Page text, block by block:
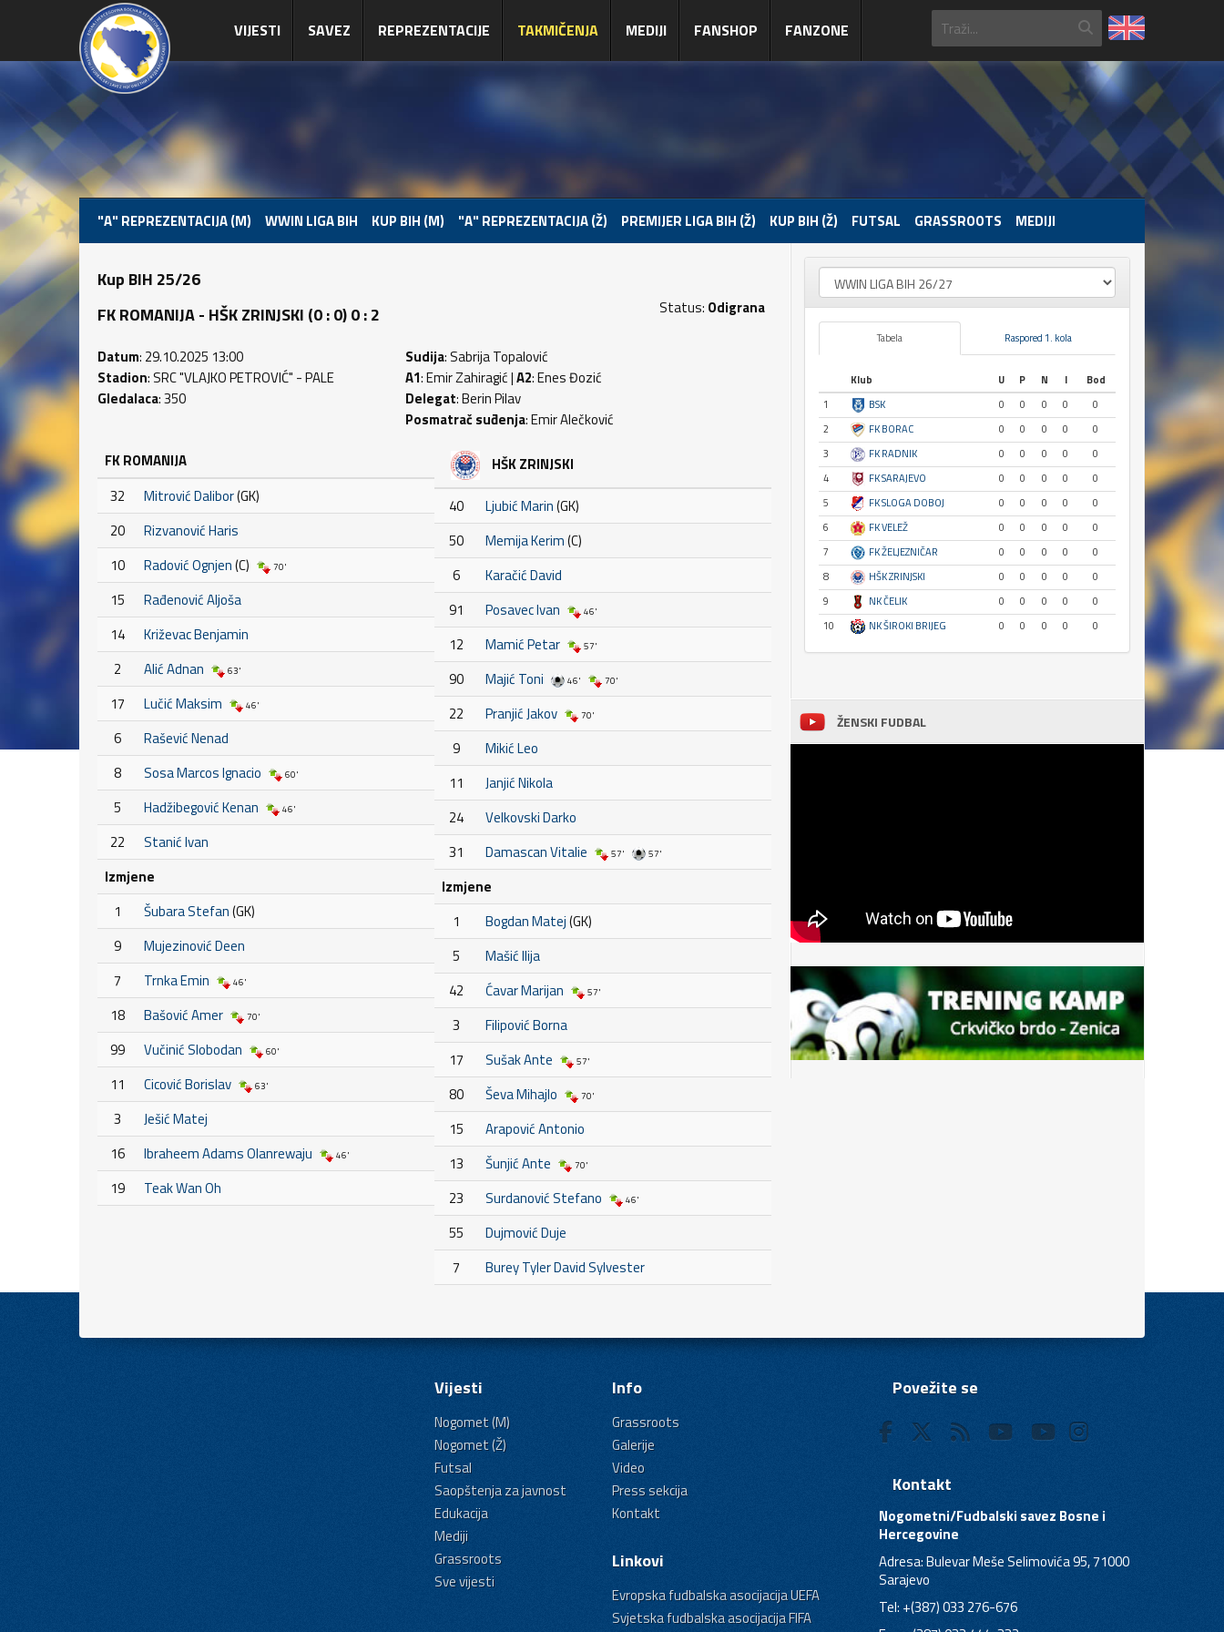
VIJESTI SAVEZ REPREZENTACIJE TAKMIČENJA MEDIJI FANSHOP FANZONE
"A" REPREZENTACIJA (M) WWIN LIGA BIH KUP BIH (M) "A" REPREZENTACIJA (Ž) PREMIJER LIGA BIH (Ž) KUP BIH (Ž) FUTSAL GRASSROOTS MEDIJI
Kup BIH 25/26
FK ROMANIJA - HŠK ZRINJSKI (0 : 0) 0 : 2
Status: Odigrana
Datum: 29.10.2025 13:00
Stadion: SRC "VLAJKO PETROVIĆ" - PALE
Gledalaca: 350
Sudija: Sabrija Topalović
A1: Emir Zahiragić |A2: Enes Đozić
Delegat: Berin Pilav
Posmatrač suđenja: Emir Alečković
FK ROMANIJA
32
Mitrović Dalibor(GK)
20
Rizvanović Haris
10
Radović Ognjen(C) 70'
15
Rađenović Aljoša
14
Križevac Benjamin
2
Alić Adnan 63'
17 Lučić Maksim 46'
6
Rašević Nenad
8
Sosa Marcos Ignacio 60'
5 Hadžibegović Kenan 46'
22
Stanić Ivan
Izmjene
1
Šubara Stefan(GK)
9
Mujezinović Deen
7
Trnka Emin 46'
18 Bašović Amer 70'
99 Vučinić Slobodan 60'
11 Cicović Borislav 63'
3
Ješić Matej
16
Ibraheem Adams Olanrewaju 46'
19 Teak Wan Oh
HŠK ZRINJSKI
40 Ljubić Marin(GK)
50
Memija Kerim(C)
6
Karačić David
91
Posavec Ivan 46'
12 Mamić Petar 57'
90 Majić Toni 46' 70'
22 Pranjić Jakov 70'
9
Mikić Leo
11
Janjić Nikola
24
Velkovski Darko
31
Damascan Vitalie 57' 57'
Izmjene
1
Bogdan Matej(GK)
5
Mašić Ilija
42
Ćavar Marijan 57'
3
Filipović Borna
17
Sušak Ante 57'
80 Ševa Mihajlo 70'
15
Arapović Antonio
13
Šunjić Ante 70'
23 Surdanović Stefano 46'
55
Dujmović Duje
7
Burey Tyler David Sylvester
Tabela Raspored 1. kola
Klub U P N I
Bod
1
BSK 0 0 0 0
0
2
FK BORAC 0 0 0 0
0
3
FK RADNIK 0 0 0 0
0
4
FK SARAJEVO 0 0 0 0
0
5
FK SLOGA DOBOJ 0 0 0 0
0
6
FK VELEŽ 0 0 0 0
0
7
FK ŽELJEZNIČAR 0 0 0 0
0
8
HŠK ZRINJSKI 0 0 0 0
0
9
NK ČELIK 0 0 0 0
0
10
NK ŠIROKI BRIJEG 0 0 0 0 0
ŽENSKI FUDBAL
Vijesti
Nogomet (M)
Nogomet (Ž)
Futsal
Saopštenja za javnost
Edukacija
Mediji
Grassroots
Sve vijesti
Info
Grassroots
Galerije
Video
Press sekcija
Kontakt
Linkovi
Evropska fudbalska asocijacija UEFA
Svjetska fudbalska asocijacija FIFA
Povežite se
Kontakt
Nogometni/Fudbalski savez Bosne i
Hercegovine
Adresa: Bulevar Meše Selimovića 95, 71000
Sarajevo
Tel: +(387) 033 276-676